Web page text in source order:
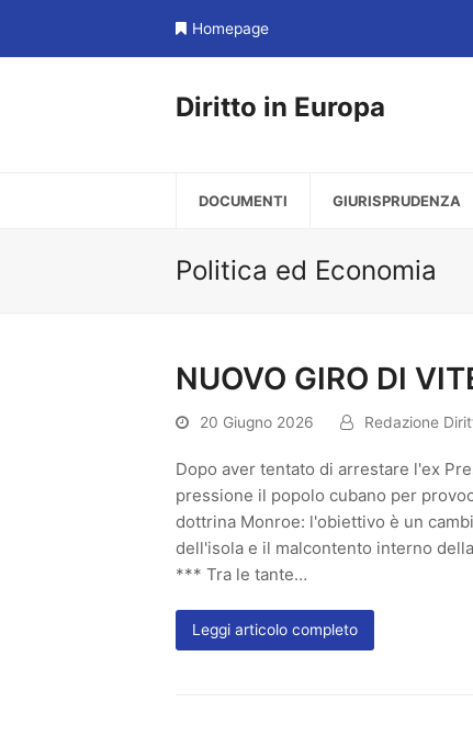
Homepage
Diritto in Europa
DOCUMENTI GIURISPRUDENZA
Politica ed Economia
NUOVO GIRO DI
20 Giugno 2026 Redazione
Dopo aver tentato di arrestare l'ex
pressione il popolo cubano per
dottrina Monroe: l'obiettivo è un
dell'isola e il malcontento interno
*** Tra le tante…
Leggi articolo completo